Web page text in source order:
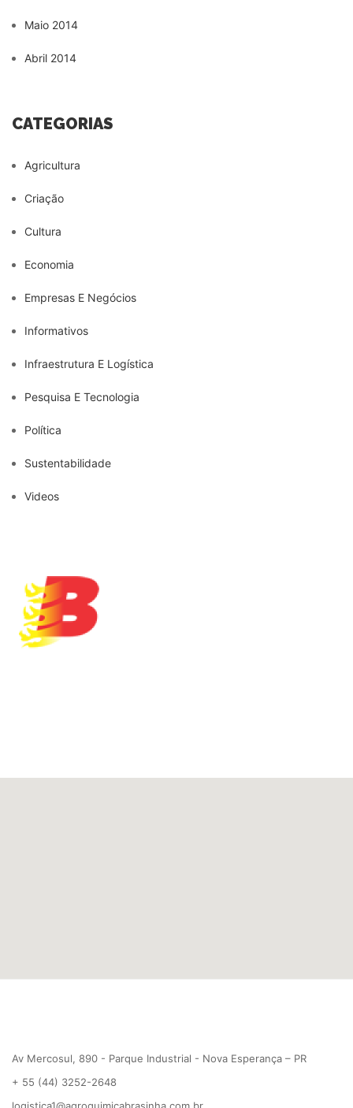
Maio 2014
Abril 2014
CATEGORIAS
Agricultura
Criação
Cultura
Economia
Empresas E Negócios
Informativos
Infraestrutura E Logística
Pesquisa E Tecnologia
Política
Sustentabilidade
Videos
Av Mercosul, 890 - Parque Industrial - Nova Esperança – PR
+ 55 (44) 3252-2648